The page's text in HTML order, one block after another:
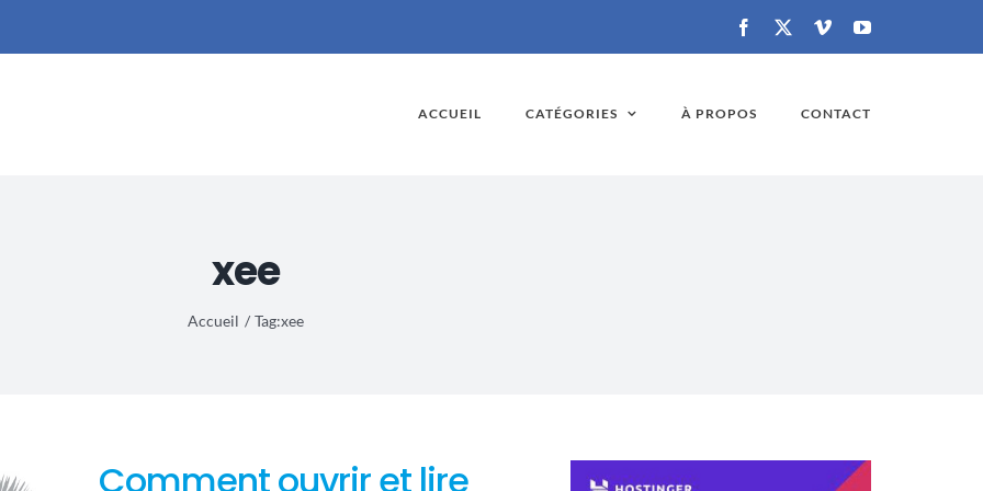
Facebook VimeoYouTube
ACCUEIL CATÉGORIES À PROPOS CONTACT
xee
Accueil Tag:xee
Comment ouvrir et lire